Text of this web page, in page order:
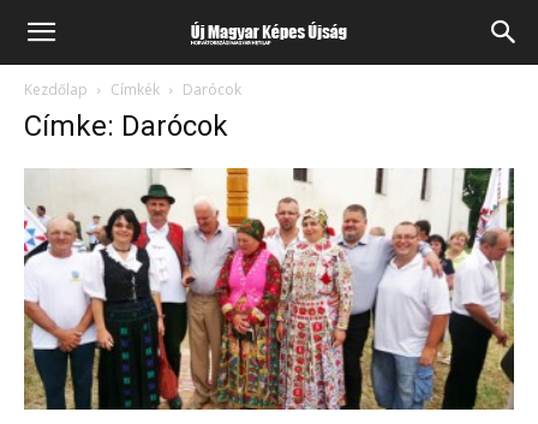
Kezdőlap Címkék Darócok
Címke: Darócok